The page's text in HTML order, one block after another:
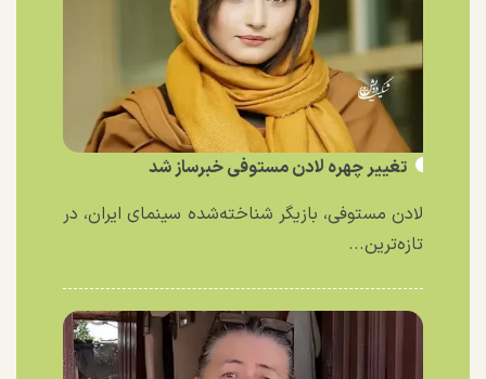
تغییر چهره لادن مستوفی خبرساز شد
لادن مستوفی، بازیگر شناخته‌شده سینمای ایران، در
تازه‌ترین...